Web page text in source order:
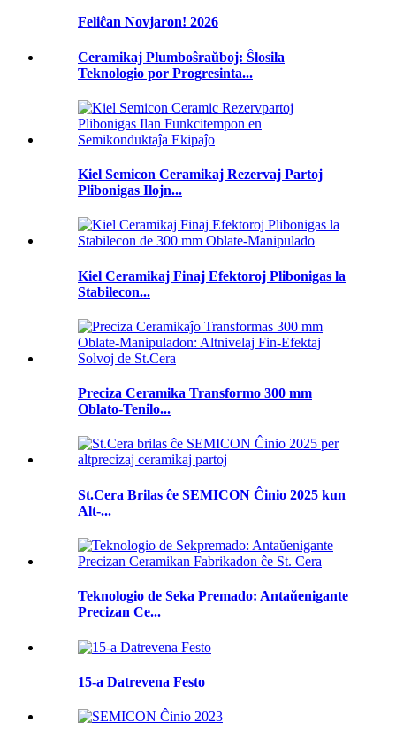
Feliĉan Novjaron! 2026
Ceramikaj Plumboŝraŭboj: Ŝlosila
Teknologio por Progresinta...
Kiel Semicon Ceramikaj Rezervaj Partoj
Plibonigas Ilojn...
Kiel Ceramikaj Finaj Efektoroj Plibonigas la
Stabilecon...
Preciza Ceramika Transformo 300 mm
Oblato-Tenilo...
St.Cera Brilas ĉe SEMICON Ĉinio 2025 kun
Alt-...
Teknologio de Seka Premado: Antaŭenigante
Precizan Ce...
15-a Datrevena Festo